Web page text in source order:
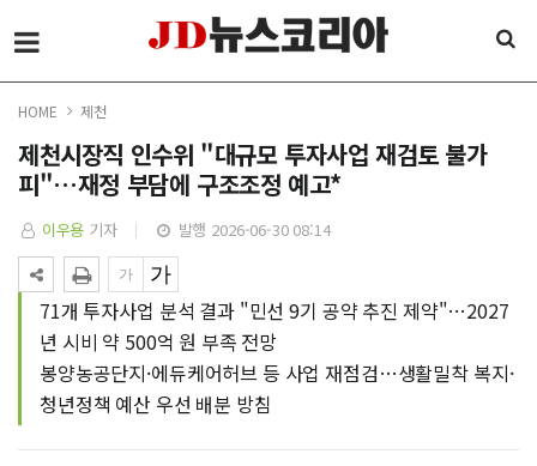
HOME 제천
제천시장직 인수위 "대규모 투자사업 재검토 불가
피"…재정 부담에 구조조정 예고*
이우용 기자 발행 2026-06-30 08:14
71개 투자사업 분석 결과 "민선 9기 공약 추진 제약"…2027
년 시비 약 500억 원 부족 전망
봉양농공단지·에듀케어허브 등 사업 재점검…생활밀착 복지·
청년정책 예산 우선 배분 방침